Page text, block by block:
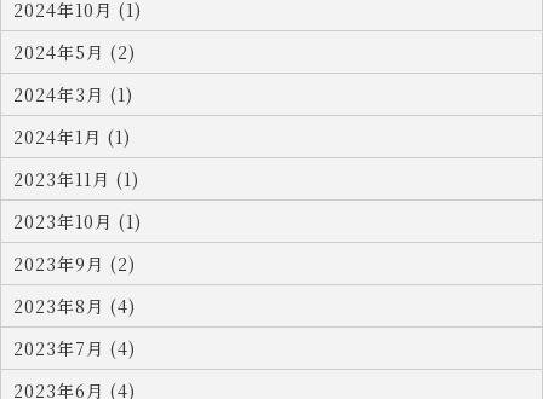
2024年10月 (1)
2024年5月 (2)
2024年3月 (1)
2024年1月 (1)
2023年11月 (1)
2023年10月 (1)
2023年9月 (2)
2023年8月 (4)
2023年7月 (4)
2023年6月 (4)